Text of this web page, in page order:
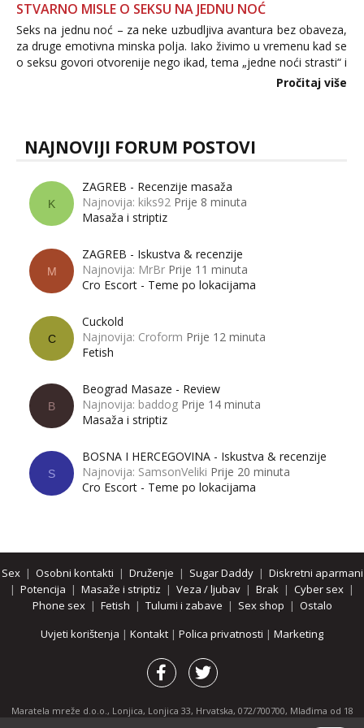
STVARNO MISLE O SEKSU NA JEDNU NOĆ
Seks na jednu noć – za neke uzbudljiva avantura bez obaveza,
za druge emotivna minska polja. Iako živimo u vremenu kad se
o seksu govori otvorenije nego ikad, tema „jedne noći strasti“ i
dalje izaziva burne rasprave. Što zapravo misle žene, a što
Pročitaj više
NAJNOVIJI FORUM POSTOVI
K
ZAGREB - Recenzije masaža
Najnovija: kiks92 Prije 8 minuta
Masaža i striptiz
M
ZAGREB - Iskustva & recenzije
Najnovija: MrBr Prije 11 minuta
Cro Escort - Teme po lokacijama
C
Cuckold
Najnovija: Croform Prije 12 minuta
Fetish
B
Beograd Masaze - Review
Najnovija: baddog Prije 14 minuta
Masaža i striptiz
S
BOSNA I HERCEGOVINA - Iskustva & recenzije
Najnovija: SamsonVeliki Prije 20 minuta
Cro Escort - Teme po lokacijama
Sex| Osobni kontakti | Druženje | Sugar Daddy| Diskretni aparmani
| Potencija | Masaže i striptiz | Veza / ljubav | Brak | Cyber sex |
Phone sex| Fetish | Tulumi i zabave | Sex shop | Ostalo
Uvjeti korištenja | Kontakt | Polica privatnosti | Marketing
Maratela mreže d.o.o., Lonjica, Lonjica 33, Hrvatska, 072/700700, Mlađima od 18
godina zabranjeno je pregledavanje stranice i svih njenih dijelova.